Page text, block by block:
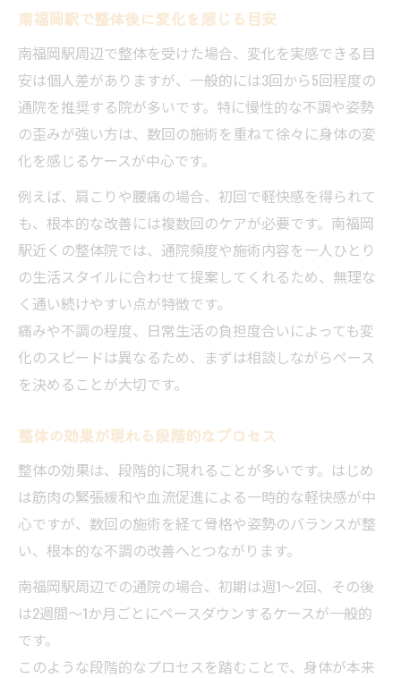
南福岡駅で整体後に変化を感じる目安
南福岡駅周辺で整体を受けた場合、変化を実感できる目
安は個人差がありますが、一般的には3回から5回程度の
通院を推奨する院が多いです。特に慢性的な不調や姿勢
の歪みが強い方は、数回の施術を重ねて徐々に身体の変
化を感じるケースが中心です。
例えば、肩こりや腰痛の場合、初回で軽快感を得られて
も、根本的な改善には複数回のケアが必要です。南福岡
駅近くの整体院では、通院頻度や施術内容を一人ひとり
の生活スタイルに合わせて提案してくれるため、無理な
く通い続けやすい点が特徴です。
痛みや不調の程度、日常生活の負担度合いによっても変
化のスピードは異なるため、まずは相談しながらペース
を決めることが大切です。
整体の効果が現れる段階的なプロセス
整体の効果は、段階的に現れることが多いです。はじめ
は筋肉の緊張緩和や血流促進による一時的な軽快感が中
心ですが、数回の施術を経て骨格や姿勢のバランスが整
い、根本的な不調の改善へとつながります。
南福岡駅周辺での通院の場合、初期は週1〜2回、その後
は2週間〜1か月ごとにペースダウンするケースが一般的
です。
このような段階的なプロセスを踏むことで、身体が本来